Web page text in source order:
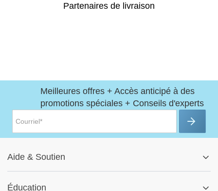
Partenaires de livraison
Meilleures offres + Accès anticipé à des
promotions spéciales + Conseils d'experts
Aide & Soutien
Éducation